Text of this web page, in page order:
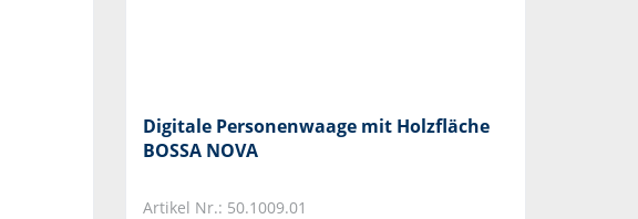
Digitale Personenwaage mit Holzfläche
BOSSA NOVA
Artikel Nr.: 50.1009.01